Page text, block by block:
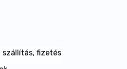
fizetés